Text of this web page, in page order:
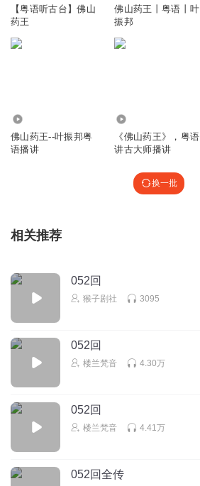
【粤语听古台】佛山
药王
佛山药王丨粤语丨叶
振邦
佛山药王--叶振邦粤
语播讲
《佛山药王》，粤语
讲古大师播讲
换一批
相关推荐
052回
猴子剧社 3095
052回
楼兰梵音 4.30万
052回
楼兰梵音 4.41万
052回全传